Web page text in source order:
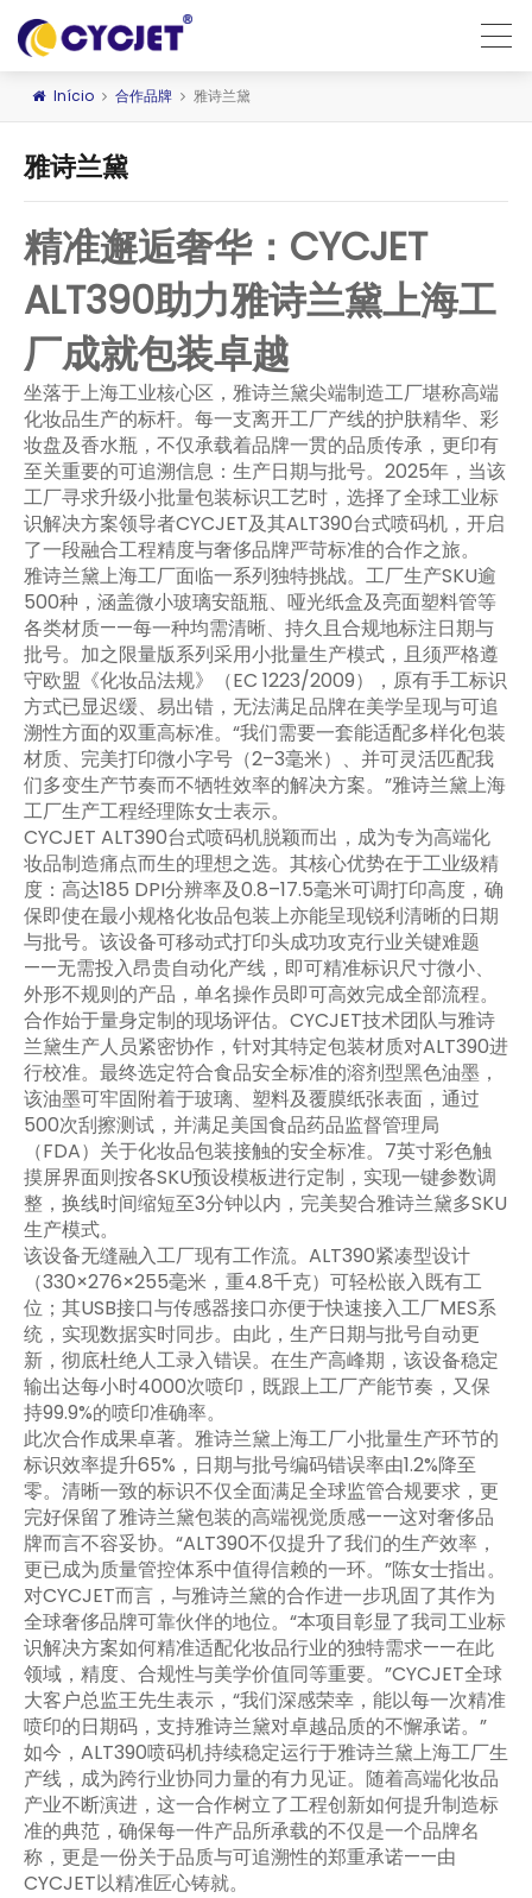
Início 合作品牌 雅诗兰黛
雅诗兰黛
精准邂逅奢华：CYCJET
ALT390助力雅诗兰黛上海工
厂成就包装卓越
坐落于上海工业核心区，雅诗兰黛尖端制造工厂堪称高端
化妆品生产的标杆。每一支离开工厂产线的护肤精华、彩
妆盘及香水瓶，不仅承载着品牌一贯的品质传承，更印有
至关重要的可追溯信息：生产日期与批号。2025年，当该
工厂寻求升级小批量包装标识工艺时，选择了全球工业标
识解决方案领导者CYCJET及其ALT390台式喷码机，开启
了一段融合工程精度与奢侈品牌严苛标准的合作之旅。
雅诗兰黛上海工厂面临一系列独特挑战。工厂生产SKU逾
500种，涵盖微小玻璃安瓿瓶、哑光纸盒及亮面塑料管等
各类材质——每一种均需清晰、持久且合规地标注日期与
批号。加之限量版系列采用小批量生产模式，且须严格遵
守欧盟《化妆品法规》（EC 1223/2009），原有手工标识
方式已显迟缓、易出错，无法满足品牌在美学呈现与可追
溯性方面的双重高标准。“我们需要一套能适配多样化包装
材质、完美打印微小字号（2–3毫米）、并可灵活匹配我
们多变生产节奏而不牺牲效率的解决方案。”雅诗兰黛上海
工厂生产工程经理陈女士表示。
CYCJET ALT390台式喷码机脱颖而出，成为专为高端化
妆品制造痛点而生的理想之选。其核心优势在于工业级精
度：高达185 DPI分辨率及0.8–17.5毫米可调打印高度，确
保即使在最小规格化妆品包装上亦能呈现锐利清晰的日期
与批号。该设备可移动式打印头成功攻克行业关键难题
——无需投入昂贵自动化产线，即可精准标识尺寸微小、
外形不规则的产品，单名操作员即可高效完成全部流程。
合作始于量身定制的现场评估。CYCJET技术团队与雅诗
兰黛生产人员紧密协作，针对其特定包装材质对ALT390进
行校准。最终选定符合食品安全标准的溶剂型黑色油墨，
该油墨可牢固附着于玻璃、塑料及覆膜纸张表面，通过
500次刮擦测试，并满足美国食品药品监督管理局
（FDA）关于化妆品包装接触的安全标准。7英寸彩色触
摸屏界面则按各SKU预设模板进行定制，实现一键参数调
整，换线时间缩短至3分钟以内，完美契合雅诗兰黛多SKU
生产模式。
该设备无缝融入工厂现有工作流。ALT390紧凑型设计
（330×276×255毫米，重4.8千克）可轻松嵌入既有工
位；其USB接口与传感器接口亦便于快速接入工厂MES系
统，实现数据实时同步。由此，生产日期与批号自动更
新，彻底杜绝人工录入错误。在生产高峰期，该设备稳定
输出达每小时4000次喷印，既跟上工厂产能节奏，又保
持99.9%的喷印准确率。
此次合作成果卓著。雅诗兰黛上海工厂小批量生产环节的
标识效率提升65%，日期与批号编码错误率由1.2%降至
零。清晰一致的标识不仅全面满足全球监管合规要求，更
完好保留了雅诗兰黛包装的高端视觉质感——这对奢侈品
牌而言不容妥协。“ALT390不仅提升了我们的生产效率，
更已成为质量管控体系中值得信赖的一环。”陈女士指出。
对CYCJET而言，与雅诗兰黛的合作进一步巩固了其作为
全球奢侈品牌可靠伙伴的地位。“本项目彰显了我司工业标
识解决方案如何精准适配化妆品行业的独特需求——在此
领域，精度、合规性与美学价值同等重要。”CYCJET全球
大客户总监王先生表示，“我们深感荣幸，能以每一次精准
喷印的日期码，支持雅诗兰黛对卓越品质的不懈承诺。”
如今，ALT390喷码机持续稳定运行于雅诗兰黛上海工厂生
产线，成为跨行业协同力量的有力见证。随着高端化妆品
产业不断演进，这一合作树立了工程创新如何提升制造标
准的典范，确保每一件产品所承载的不仅是一个品牌名
称，更是一份关于品质与可追溯性的郑重承诺——由
CYCJET以精准匠心铸就。